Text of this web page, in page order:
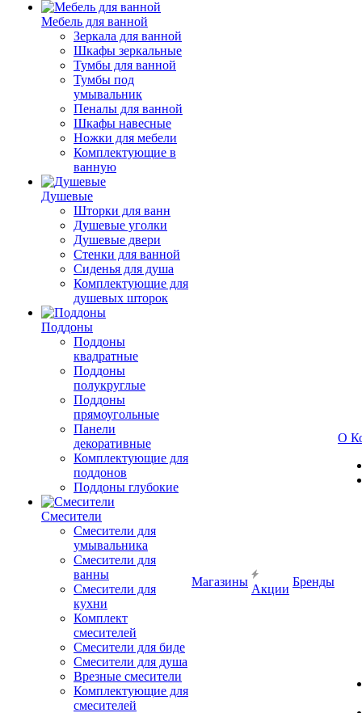
Мебель для ванной
Зеркала для ванной
Шкафы зеркальные
Тумбы для ванной
Тумбы под
умывальник
Пеналы для ванной
Шкафы навесные
Ножки для мебели
Комплектующие в
ванную
Душевые
Шторки для ванн
Душевые уголки
Душевые двери
Стенки для ванной
Сиденья для душа
Комплектующие для
душевых шторок
Поддоны
Поддоны
квадратные
Поддоны
полукруглые
Поддоны
прямоугольные
Панели
декоративные
Комплектующие для
поддонов
Поддоны глубокие
Смесители
Смесители для
умывальника
Смесители для
ванны
Смесители для
кухни
Комплект
смесителей
Смесители для биде
Смесители для душа
Врезные смесители
Комплектующие для
смесителей
Магазины
Акции
Бренды
О